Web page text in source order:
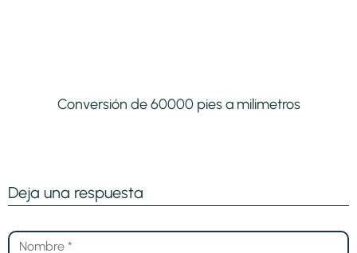
Conversión de 60000 pies a milimetros
Deja una respuesta